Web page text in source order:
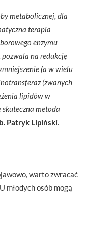
metabolicznej, dla
terapia
enzymu
na redukcję
(a w wielu
(zwanych
lipidów w
metoda
Patryk Lipiński
warto zwracać
młodych osób mogą